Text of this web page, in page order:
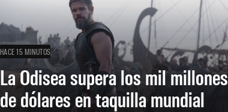
HACE 15 MINUTOS
La Odisea supera los mil millones
de dólares en taquilla mundial